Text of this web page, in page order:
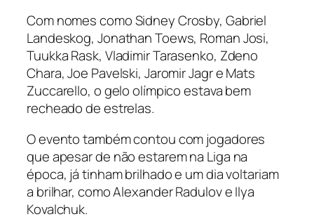
Com nomes como Sidney Crosby, Gabriel
Landeskog, Jonathan Toews, Roman Josi,
Tuukka Rask, Vladimir Tarasenko, Zdeno
Chara, Joe Pavelski, Jaromir Jagr e Mats
Zuccarello, o gelo olímpico estava bem
recheado de estrelas.
O evento também contou com jogadores
que apesar de não estarem na Liga na
época, já tinham brilhado e um dia voltariam
a brilhar, como Alexander Radulov e Ilya
Kovalchuk.